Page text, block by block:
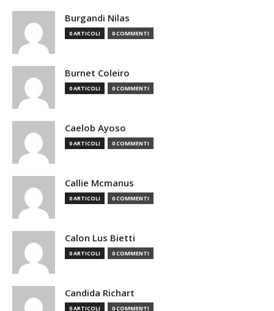
Burgandi Nilas
0 ARTICOLI 0 COMMENTI
Burnet Coleiro
0 ARTICOLI 0 COMMENTI
Caelob Ayoso
0 ARTICOLI 0 COMMENTI
Callie Mcmanus
0 ARTICOLI 0 COMMENTI
Calon Lus Bietti
0 ARTICOLI 0 COMMENTI
Candida Richart
0 ARTICOLI 0 COMMENTI